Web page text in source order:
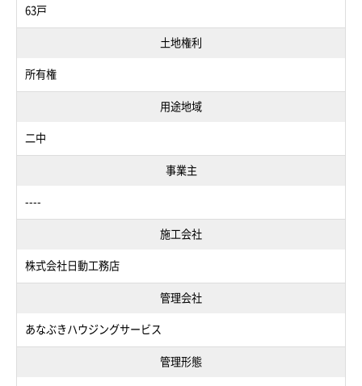
63戸
土地権利
所有権
用途地域
二中
事業主
----
施工会社
株式会社日動工務店
管理会社
あなぶきハウジングサービス
管理形態